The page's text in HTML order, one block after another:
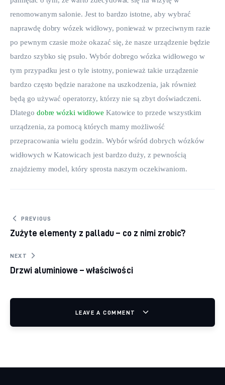
renomowanym salonie. Jest to bardzo istotne, aby wybrać
naprawdę dobry wózek widłowy, ponieważ w przeciwnym razie
po pewnym czasie może okazać się, że nasze urządzenie będzie
bardzo szybko się psuło. Wybór dobrego wózka widłowego w
tym przypadku jest o tyle istotny, ponieważ takie urządzenie
bardzo często będzie narażone na uszkodzenia, jak również
będą go używać operatorzy, którzy nie są zbyt doświadczeni.
Dlatego dobre wózki widłowe Katowice to przede wszystkim
urządzenia, za pomocą których mamy możliwość
przepracowania wielu godzin. Wybór wśród dobrych wózków
widłowych w Katowicach jest bardzo duży, z pewnością
znajdziemy model, który sprosta naszym oczekiwaniom.
Nawigacja wpisu
PREVIOUS
Zużyte elementy z palladu – co z nimi zrobić?
NEXT
Drzwi aluminiowe – właściwości
LEAVE A COMMENT